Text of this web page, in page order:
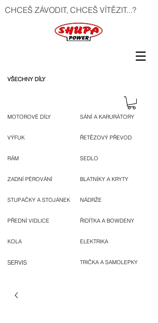
CHCEŠ ZÁVODIT, CHCEŠ VÍTĚZIT...?
VŠECHNY DÍLY
MOTOROVÉ DÍLY
VÝFUK
RÁM
ZADNÍ PÉROVÁNÍ
STUPAČKY A STOJÁNEK
PŘEDNÍ VIDLICE
KOLA
SERVIS
SÁNÍ A KARURÁTORY
ŘETĚZOVÝ PŘEVOD
SEDLO
BLATNÍKY A KRYTY
NÁDRŽE
ŘIDÍTKA A BOWDENY
ELEKTRIKA
TRIČKA A SAMOLEPKY